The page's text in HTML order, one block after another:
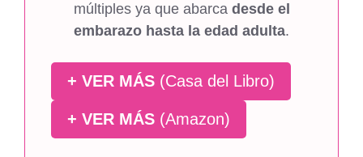
múltiples ya que abarca desde el
embarazo hasta la edad adulta.
+ VER MÁS (Casa del Libro)
+ VER MÁS (Amazon)